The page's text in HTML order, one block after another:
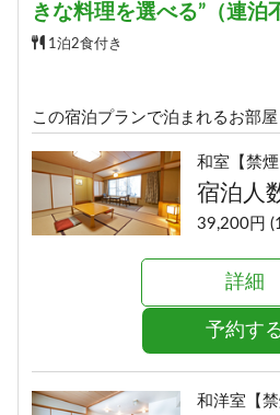
きな料理を選べる”（連泊
1泊2食付き
この宿泊プランで泊まれるお部屋
和室【禁煙
宿泊人
39,200円
詳細
予約す
和洋室【禁